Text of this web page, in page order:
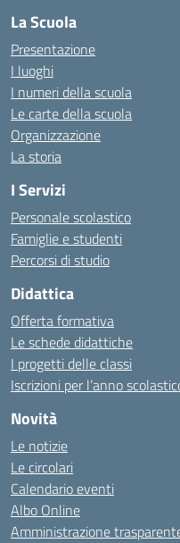
La Scuola
Presentazione
I luoghi
I numeri della scuola
Le carte della scuola
Organizzazione
La storia
I Servizi
Personale scolastico
Famiglie e studenti
Percorsi di studio
Didattica
Offerta formativa
Le schede didattiche
I progetti delle classi
Iscrizioni per l’anno
Novità
Le notizie
Le circolari
Calendario eventi
Albo Online
Amministrazione